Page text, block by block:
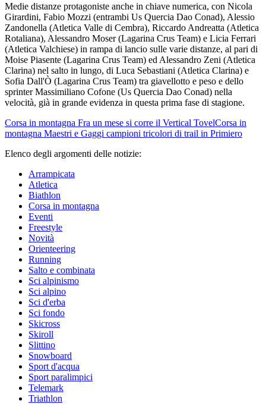
Medie distanze protagoniste anche in chiave numerica, con Nicola
Girardini, Fabio Mozzi (entrambi Us Quercia Dao Conad), Alessio
Zandonella (Atletica Valle di Cembra), Riccardo Andreatta (Atletica
Rotaliana), Alessandro Moser (Lagarina Crus Team) e Licia Ferrari
(Atletica Valchiese) in rampa di lancio sulle varie distanze, al pari di
Moise Piasente (Lagarina Crus Team) ed Alessandro Zeni (Atletica
Clarina) nel salto in lungo, di Luca Sebastiani (Atletica Clarina) e
Sofia Dall'Ò (Lagarina Crus Team) tra giavellotto e peso e dello
sprinter Massimiliano Cofone (Us Quercia Dao Conad) nella
velocità, già in grande evidenza in questa prima fase di stagione.
Corsa in montagna Fra un mese si corre il Vertical TovelCorsa in
montagna Maestri e Gaggi campioni tricolori di trail in Primiero
Elenco degli argomenti delle notizie:
Arrampicata
Atletica
Biathlon
Corsa in montagna
Eventi
Freestyle
Novità
Orienteering
Running
Salto e combinata
Sci alpinismo
Sci alpino
Sci d'erba
Sci fondo
Skicross
Skiroll
Slittino
Snowboard
Sport d'acqua
Sport paralimpici
Telemark
Triathlon